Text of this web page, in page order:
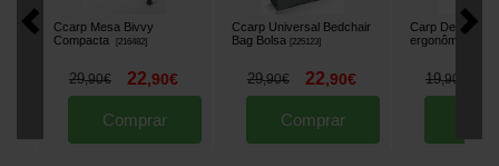
Ccarp Mesa Bivvy
Compacta
[216482]
29,90€ 22,90€
Comprar
Ccarp Universal Bedchair
Bag Bolsa [225123]
29,90€ 22,90€
Comprar
Carp Design
ergonômico
19,90